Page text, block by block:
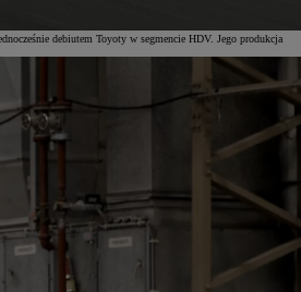
debiutem Toyoty w segmencie HDV. Jego produkcja